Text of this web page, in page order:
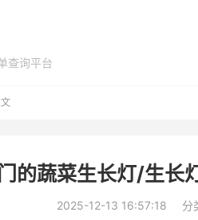
查询平台
的蔬菜生长灯/生长
2025-12-13 16:57:18 分